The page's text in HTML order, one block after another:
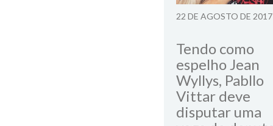
22 DE AGOSTO DE 2017
Tendo como
espelho Jean
Wyllys, Pabllo
Vittar deve
disputar uma